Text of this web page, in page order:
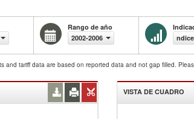
Rango de año
2002-2006
and tariff data are based on reported data and not gap filled.
VISTA DE CUADRO